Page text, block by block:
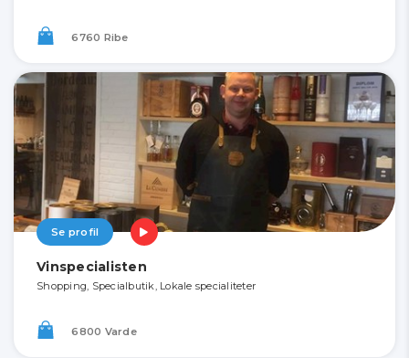
6760 Ribe
Se profil
Vinspecialisten
Shopping, Specialbutik, Lokale specialiteter
6800 Varde